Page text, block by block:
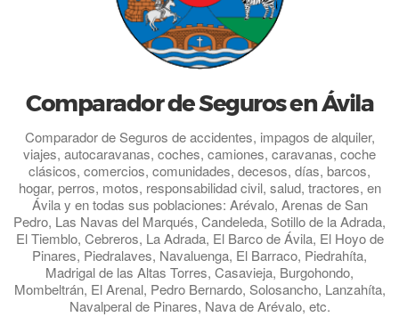
Comparador de Seguros en Ávila
Comparador de Seguros de accidentes, impagos de alquiler,
viajes, autocaravanas, coches, camiones, caravanas, coche
clásicos, comercios, comunidades, decesos, días, barcos,
hogar, perros, motos, responsabilidad civil, salud, tractores, en
Ávila y en todas sus poblaciones: Arévalo, Arenas de San
Pedro, Las Navas del Marqués, Candeleda, Sotillo de la Adrada,
El Tiemblo, Cebreros, La Adrada, El Barco de Ávila, El Hoyo de
Pinares, Piedralaves, Navaluenga, El Barraco, Piedrahíta,
Madrigal de las Altas Torres, Casavieja, Burgohondo,
Mombeltrán, El Arenal, Pedro Bernardo, Solosancho, Lanzahíta,
Navalperal de Pinares, Nava de Arévalo, etc.